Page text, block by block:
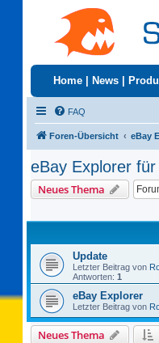
Home News
FAQ
Foren-Übersicht eBay
eBay Explorer für
Neues Thema
Update
Letzter Beitrag von
Antworten: 1
eBay Explorer
Letzter Beitrag von
Neues Thema